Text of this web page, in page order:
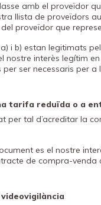
amb el proveïdor
llista de proveïdors
proveïdor que
i ‎b) estan legitimats
nostre interès legítim
ser necessaris per a
tarifa reduïda o a
per tal d’acreditar la
es el nostre
de compra-venda